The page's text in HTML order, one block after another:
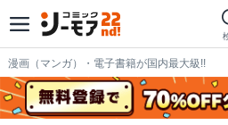
漫画（マンガ）・電子書籍が国内最大級!!